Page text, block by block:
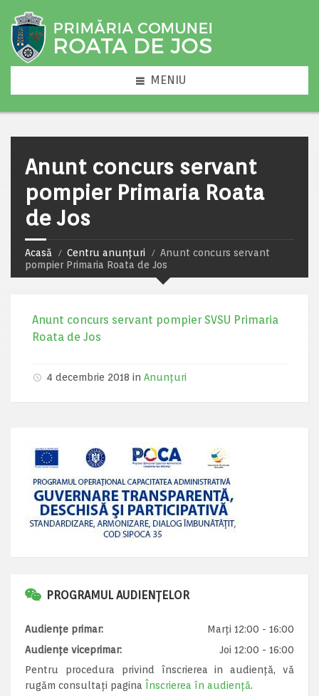
MENIU
Anunt concurs servant
pompier Primaria Roata
de Jos
Acasă Centru anunțuri
Anunt concurs servant
pompier Primaria Roata de Jos
Anunt concurs servant pompier SVSU Primaria
Roata de Jos
4 decembrie 2018 in Anunțuri
PROGRAMUL AUDIENȚELOR
Audiențe primar:
Marți 12:00 - 16:00
Audiențe viceprimar:
Joi 12:00 - 16:00
Pentru procedura privind înscrierea in audiență, vă
rugăm consultați pagina Înscrierea în audiență.